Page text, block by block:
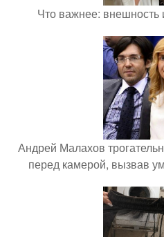
Что важнее: внешность
Андрей Малахов
перед камерой, вызвав